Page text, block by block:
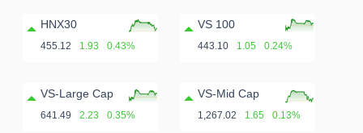
HNX30
455.12 1.93 0.43%
VS 100
443.10 1.05 0.24%
VS-Large Cap
641.49 2.23 0.35%
VS-Mid Cap
1,267.02 1.65 0.13%